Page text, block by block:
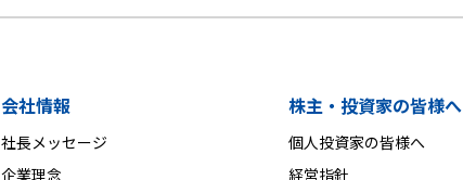
会社情報
社長メッセージ
企業理念
株主・投資家の皆様へ
個人投資家の皆様へ
経営指針